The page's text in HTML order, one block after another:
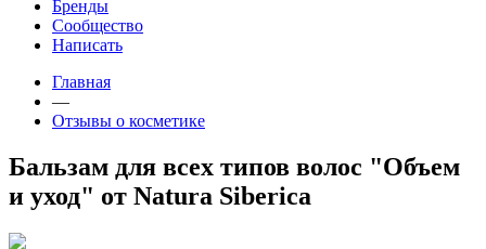
Бренды
Сообщество
Написать
Главная
—
Отзывы о косметике
Бальзам для всех типов волос "Объем
и уход" от Natura Siberica